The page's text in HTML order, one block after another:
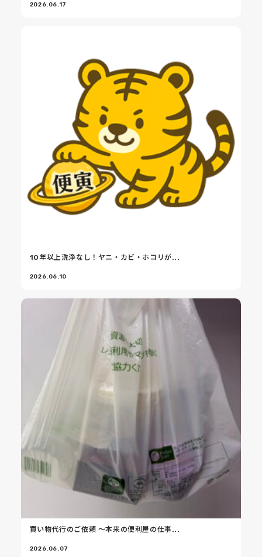
2026.06.17
10年以上洗浄なし！ヤニ・カビ・ホコリが...
2026.06.10
買い物代行のご依頼 ～本来の便利屋の仕事...
2026.06.07